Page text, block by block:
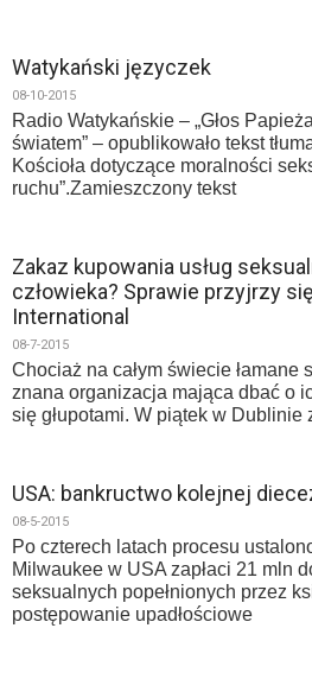
Watykański języczek
08-10-2015
Radio Watykańskie – „Głos
światem” – opublikowało tekst
Kościoła dotyczące moralności
ruchu”.Zamieszczony tekst
Zakaz kupowania usług
człowieka? Sprawie przyjrzy
International
08-7-2015
Chociaż na całym świecie łamane
znana organizacja mająca dbać o
się głupotami. W piątek w Dublinie
USA: bankructwo kolejnej
08-5-2015
Po czterech latach procesu
Milwaukee w USA zapłaci 21 mln
seksualnych popełnionych przez
postępowanie upadłościowe